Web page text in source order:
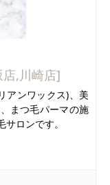
,川崎店]
アンワックス)、美
まつ毛パーマの施
ロンです。